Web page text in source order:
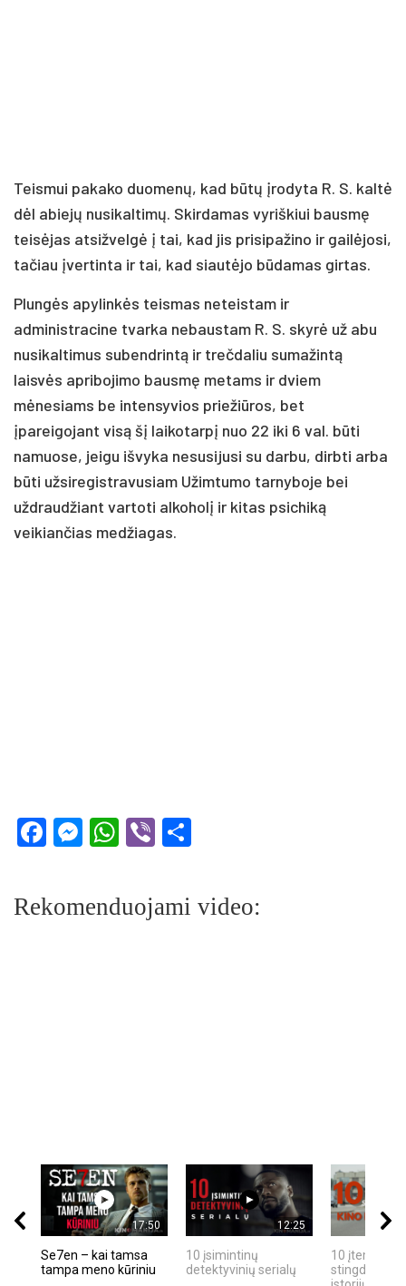
Teismui pakako duomenų, kad būtų įrodyta R. S. kaltė
dėl abiejų nusikaltimų. Skirdamas vyriškiui bausmę
teisėjas atsižvelgė į tai, kad jis prisipažino ir gailėjosi,
tačiau įvertinta ir tai, kad siautėjo būdamas girtas.
Plungės apylinkės teismas neteistam ir
administracine tvarka nebaustam R. S. skyrė už abu
nusikaltimus subendrintą ir trečdaliu sumažintą
laisvės apribojimo bausmę metams ir dviem
mėnesiams be intensyvios priežiūros, bet
įpareigojant visą šį laikotarpį nuo 22 iki 6 val. būti
namuose, jeigu išvyka nesusijusi su darbu, dirbti arba
būti užsiregistravusiam Užimtumo tarnyboje bei
uždraudžiant vartoti alkoholį ir kitas psichiką
veikiančias medžiagas.
Facebook
Messenger
WhatsApp
Viber
Rekomenduojami video:
17:50
Se7en – kai tamsa
tampa meno kūriniu
12:25
10 įsimintinų
detektyvinių serialų
10 įtemptų,
stingdančių